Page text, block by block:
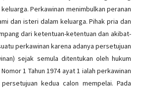
Perkawinan menimbulkan peranan
dan isteri dalam keluarga. Pihak pria dan
dari ketentuan-ketentuan dan akibat-
perkawinan karena adanya persetujuan
sejak semula ditentukan oleh hukum
1 Tahun 1974 ayat 1 ialah perkawinan
kedua calon mempelai. Pada